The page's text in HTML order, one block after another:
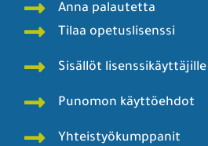
Anna palautetta
Tilaa opetuslisenssi
Sisällöt lisenssikäyttäjille
Punomon käyttöehdot
Yhteistyökumppanit